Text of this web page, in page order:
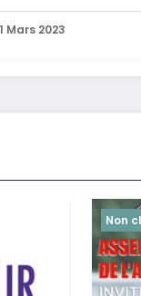
Mars 2023
Non